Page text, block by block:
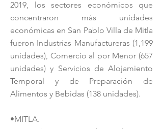
2019, los sectores económicos que
concentraron más unidades
económicas en San Pablo Villa de Mitla
fueron Industrias Manufactureras (1,199
unidades), Comercio al por Menor (657
unidades) y Servicios de Alojamiento
Temporal y de Preparación de
Alimentos y Bebidas (138 unidades).
•MITLA.